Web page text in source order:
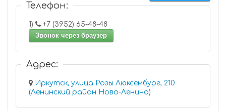
Телефон:
1)
+7 (3952) 65-48-48
Звонок через браузер
Адрес:
Иркутск, улица Розы Люксембург, 210
(Ленинский район Ново-Ленино)